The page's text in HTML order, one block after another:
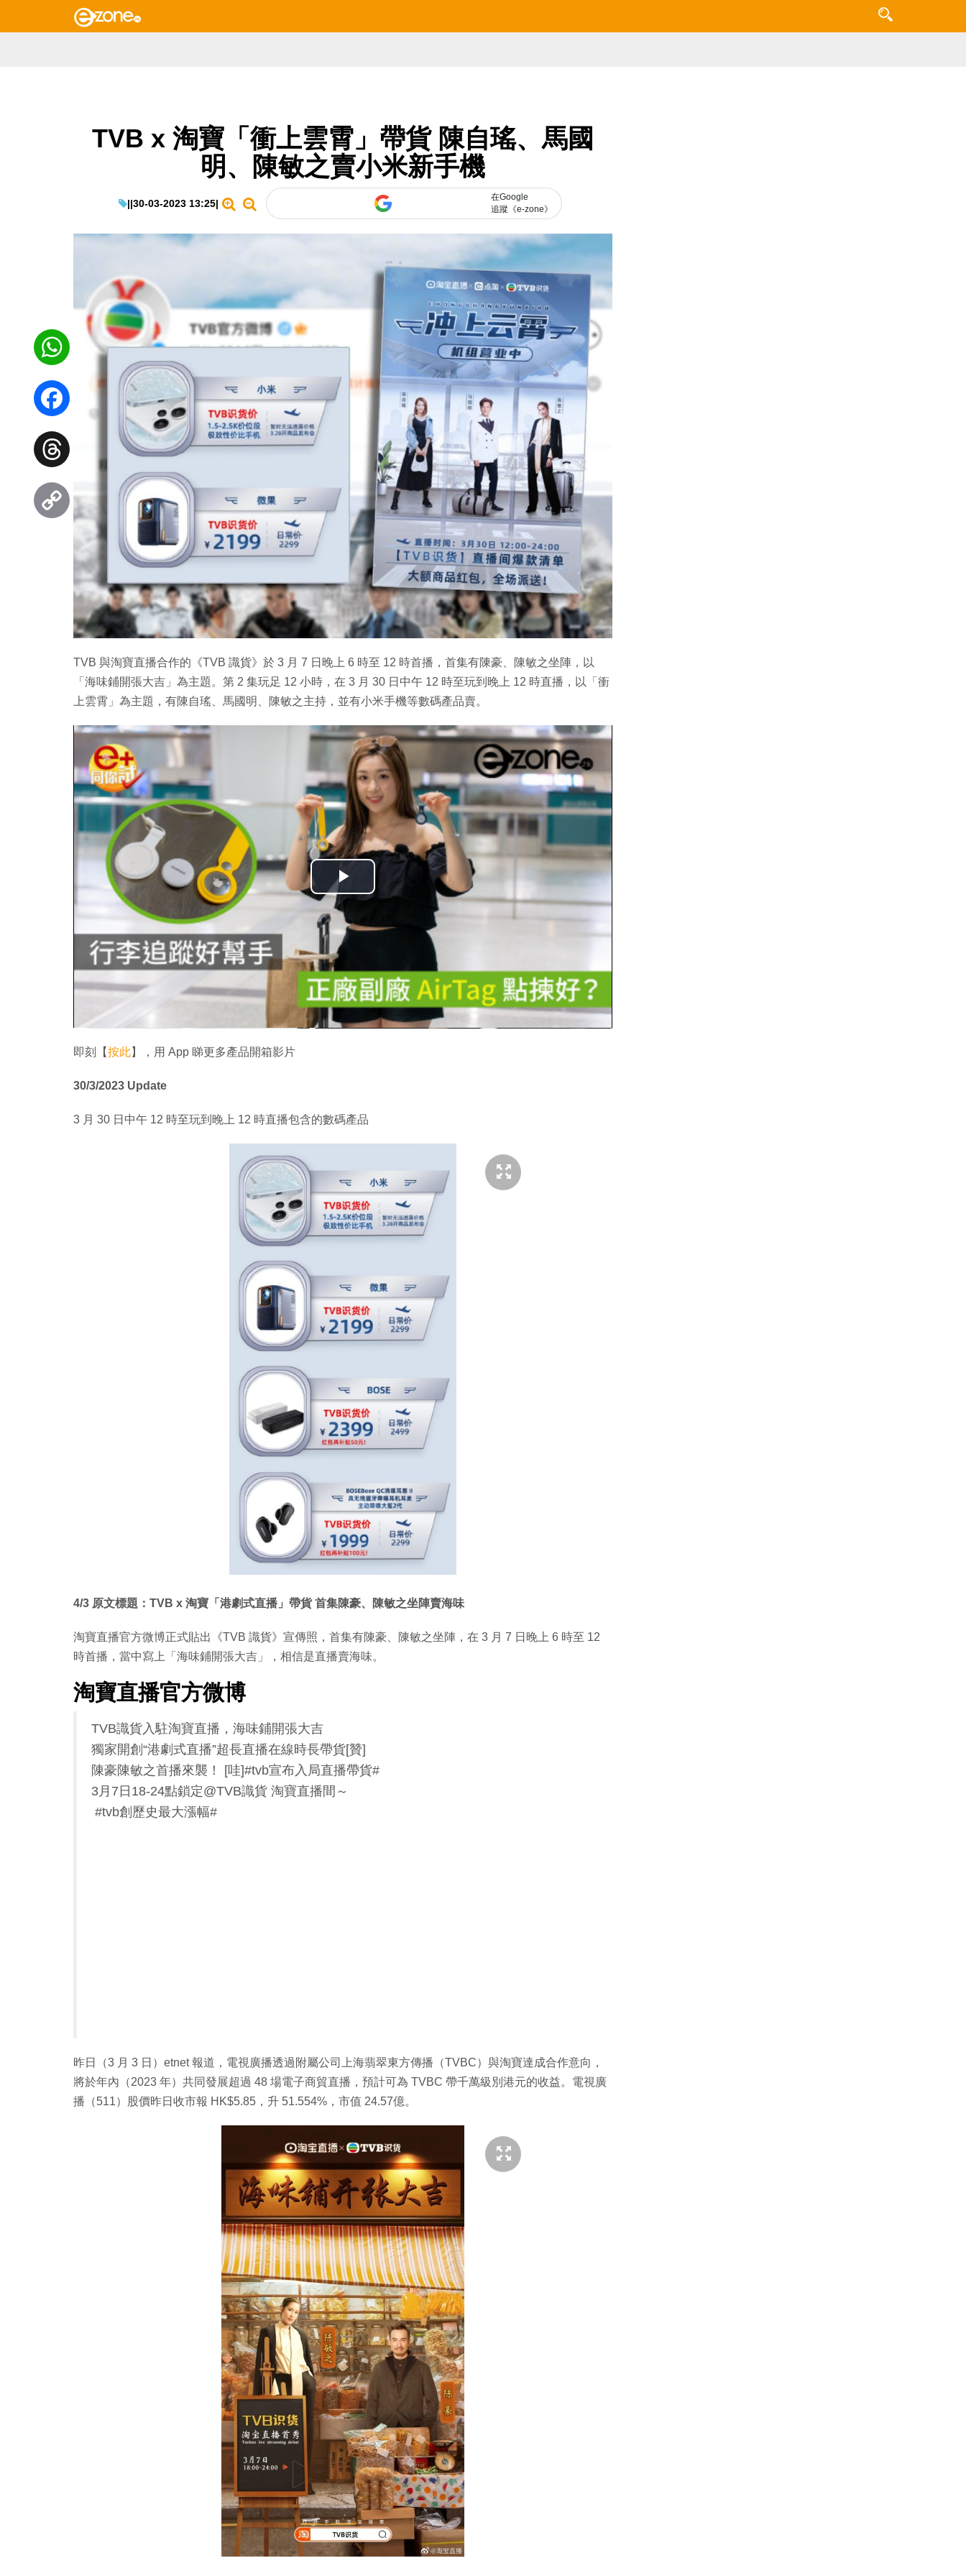
TVB x 淘寶「衝上雲霄」帶貨 陳自瑤、馬國
明、陳敏之賣小米新手機
||30-03-2023 13:25|
在Google
追蹤《e-zone》
TVB 與淘寶直播合作的《TVB 識貨》於 3 月 7 日晚上 6 時至 12 時首播，首集有陳豪、陳敏之坐陣，以
「海味鋪開張大吉」為主題。第 2 集玩足 12 小時，在 3 月 30 日中午 12 時至玩到晚上 12 時直播，以「衝
上雲霄」為主題，有陳自瑤、馬國明、陳敏之主持，並有小米手機等數碼產品賣。
播
放
片
即刻【按此】，用 App 睇更多產品開箱影片
30/3/2023 Update
3 月 30 日中午 12 時至玩到晚上 12 時直播包含的數碼產品
4/3 原文標題：TVB x 淘寶「港劇式直播」帶貨 首集陳豪、陳敏之坐陣賣海味
淘寶直播官方微博正式貼出《TVB 識貨》宣傳照，首集有陳豪、陳敏之坐陣，在 3 月 7 日晚上 6 時至 12
時首播，當中寫上「海味鋪開張大吉」，相信是直播賣海味。
淘寶直播官方微博
TVB識貨入駐淘寶直播，海味鋪開張大吉
獨家開創“港劇式直播”超長直播在線時長帶貨[贊]
陳豪陳敏之首播來襲！ [哇]#tvb宣布入局直播帶貨#
3月7日18-24點鎖定@TVB識貨 淘寶直播間～
#tvb創歷史最大漲幅# ​​​
昨日（3 月 3 日）etnet 報道，電視廣播透過附屬公司上海翡翠東方傳播（TVBC）與淘寶達成合作意向，
將於年內（2023 年）共同發展超過 48 場電子商貿直播，預計可為 TVBC 帶千萬級別港元的收益。電視廣
播（511）股價昨日收市報 HK$5.85，升 51.554%，市值 24.57億。
WhatsApp
Facebook
Threads
Copy
Link